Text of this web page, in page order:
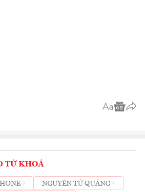
TỪ KHOÁ
NGUYỄN TỬ QUẢNG